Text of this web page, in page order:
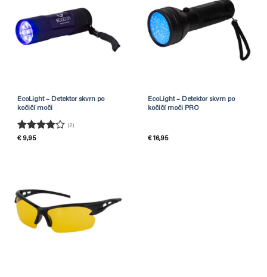
EcoLight – Detektor skvrn po
kočičí moči
Hodnocení
(2)
€9,95
EcoLight – Detektor skvrn po
kočičí moči PRO
€16,95